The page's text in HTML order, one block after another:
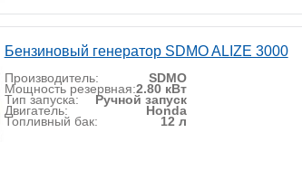
Бензиновый генератор SDMO ALIZE 3000
Производитель: SDMO
Мощность резервная:2.80 кВт
Тип запуска: Ручной запуск
Двигатель: Honda
Топливный бак: 12 л